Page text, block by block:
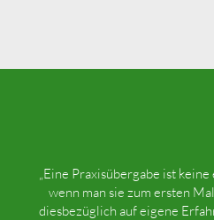
„Eine Praxisübergabe ist
wenn man sie zum ersten
diesbezüglich auf eigene